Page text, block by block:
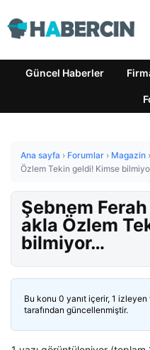
Güncel Haberler
Ana sayfa › Forumlar › Magazin ›
Özlem Tekin geldi! Kimse
Şebnem
akla Özlem
bilmiyor…
Bu konu 0 yanıt içerir, 1 izleyen
tarafından güncellenmiştir.